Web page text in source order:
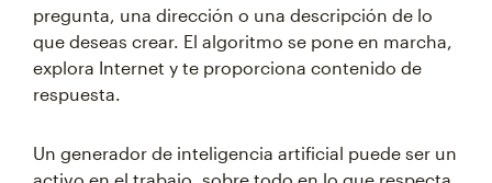
pregunta, una dirección o una descripción de lo
que deseas crear. El algoritmo se pone en marcha,
explora Internet y te proporciona contenido de
respuesta.
Un generador de inteligencia artificial puede ser un